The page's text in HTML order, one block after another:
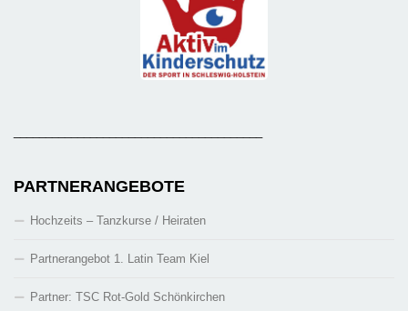
PARTNERANGEBOTE
Hochzeits – Tanzkurse / Heiraten
Partnerangebot 1. Latin Team Kiel
Partner: TSC Rot-Gold Schönkirchen